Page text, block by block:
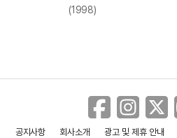
(1998)
공지사항 회사소개 광고 및 제휴 안내